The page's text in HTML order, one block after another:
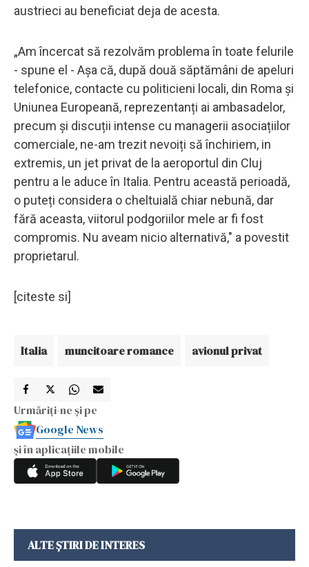
austrieci au beneficiat deja de acesta.
„Am încercat să rezolvăm problema în toate felurile
- spune el - Așa că, după două săptămâni de apeluri
telefonice, contacte cu politicieni locali, din Roma și
Uniunea Europeană, reprezentanți ai ambasadelor,
precum și discuții intense cu managerii asociațiilor
comerciale, ne-am trezit nevoiți să închiriem, in
extremis, un jet privat de la aeroportul din Cluj
pentru a le aduce în Italia. Pentru această perioadă,
o puteți considera o cheltuială chiar nebună, dar
fără aceasta, viitorul podgoriilor mele ar fi fost
compromis. Nu aveam nicio alternativă," a povestit
proprietarul.
[citeste si]
Italia muncitoare romance avionul privat
Urmăriți-ne și pe
Google News
și în aplicațiile mobile
ALTE ȘTIRI DE INTERES